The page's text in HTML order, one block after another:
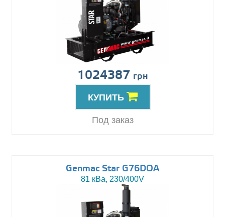
1024387 грн
КУПИТЬ
Под заказ
Genmac Star G76DOA
81 кВа, 230/400V